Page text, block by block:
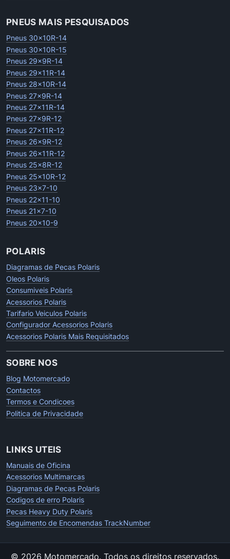
PNEUS MAIS PESQUISADOS
Pneus 30x10R-14
Pneus 30x10R-15
Pneus 29x9R-14
Pneus 29x11R-14
Pneus 28x10R-14
Pneus 27x9R-14
Pneus 27x11R-14
Pneus 27x9R-12
Pneus 27x11R-12
Pneus 26x9R-12
Pneus 26x11R-12
Pneus 25x8R-12
Pneus 25x10R-12
Pneus 23x7-10
Pneus 22x11-10
Pneus 21x7-10
Pneus 20x10-9
POLARIS
Diagramas de Pecas Polaris
Oleos Polaris
Consumiveis Polaris
Acessorios Polaris
Tarifario Veiculos Polaris
Configurador Acessorios Polaris
Acessorios Polaris Mais Requisitados
SOBRE NOS
Blog Motomercado
Contactos
Termos e Condicoes
Politica de Privacidade
LINKS UTEIS
Manuais de Oficina
Acessorios Multimarcas
Diagramas de Pecas Polaris
Codigos de erro Polaris
Pecas Heavy Duty Polaris
Seguimento de Encomendas TrackNumber
© 2026 Motomercado. Todos os direitos reservados.